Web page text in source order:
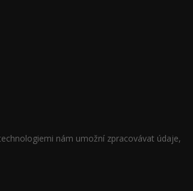
nám umožní zpracovávat údaje,